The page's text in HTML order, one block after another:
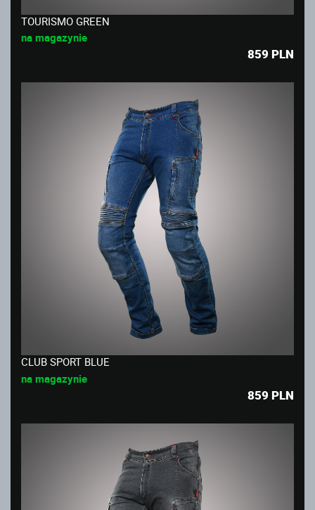
TOURISMO GREEN
na magazynie
859 PLN
CLUB SPORT BLUE
na magazynie
859 PLN